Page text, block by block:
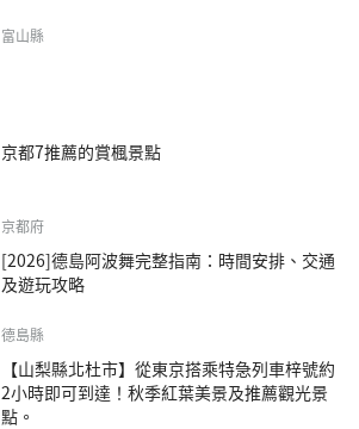
富山縣
京都7推薦的賞楓景點
京都府
[2026]德島阿波舞完整指南：時間安排、交通
及遊玩攻略
德島縣
【山梨縣北杜市】從東京搭乘特急列車梓號約
2小時即可到達！秋季紅葉美景及推薦觀光景
點。